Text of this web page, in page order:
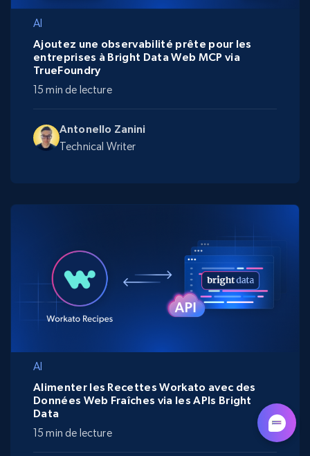
AI
Antonello Zanini
Technical Writer
Ajoutez une observabilité prête pour les
entreprises à Bright Data Web MCP via
TrueFoundry
15 min de lecture
AI
Alimenter les Recettes Workato avec des
Données Web Fraîches via les APIs Bright
Data
15 min de lecture